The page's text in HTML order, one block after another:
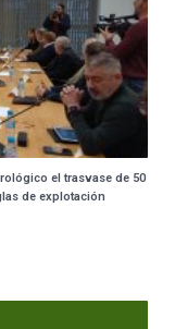
el trasvase de 50
de explotación